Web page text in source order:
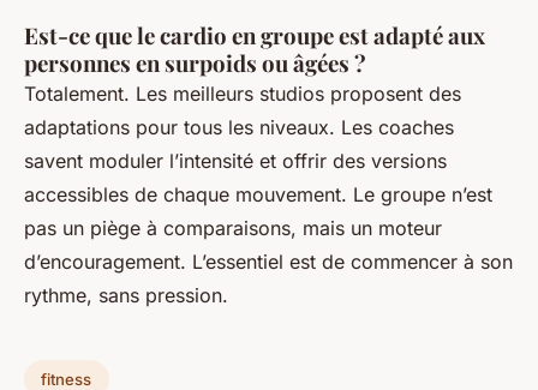
Est-ce que le cardio en groupe est adapté aux
personnes en surpoids ou âgées ?
Totalement. Les meilleurs studios proposent des
adaptations pour tous les niveaux. Les coaches
savent moduler l’intensité et offrir des versions
accessibles de chaque mouvement. Le groupe n’est
pas un piège à comparaisons, mais un moteur
d’encouragement. L’essentiel est de commencer à son
rythme, sans pression.
fitness